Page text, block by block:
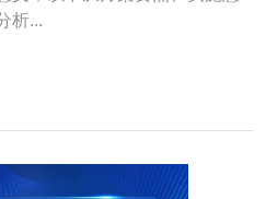
析...